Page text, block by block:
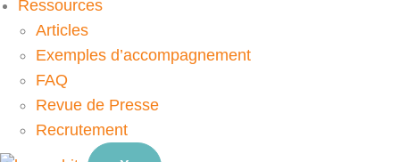
Ressources
Articles
Exemples d’accompagnement
FAQ
Revue de Presse
Recrutement